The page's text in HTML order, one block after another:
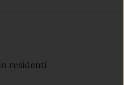
residenti